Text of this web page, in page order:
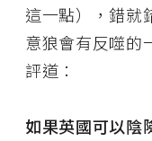
這一點），錯就
意狼會有反噬的
評道：
如果英國可以陰